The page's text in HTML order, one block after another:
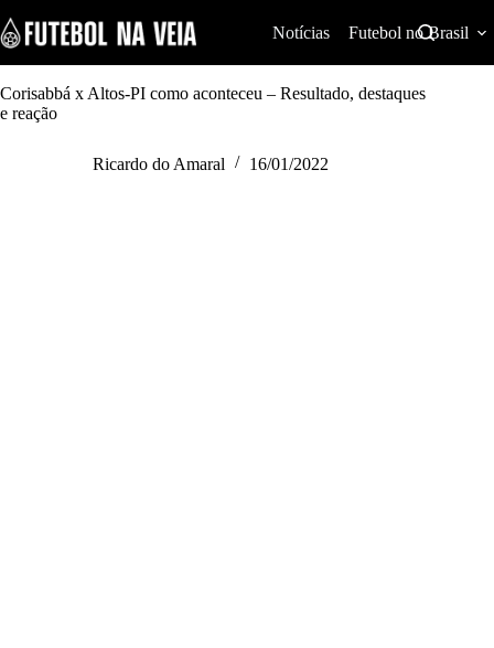
k
i
p
t
o
Notícias Futebol no Brasil
Corisabbá x Altos-PI como aconteceu – Resultado, destaques
e reação
Ricardo do Amaral 16/01/2022